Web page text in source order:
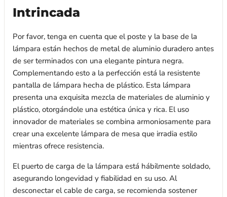
Intrincada
Por favor, tenga en cuenta que el poste y la base de la
lámpara están hechos de metal de aluminio duradero antes
de ser terminados con una elegante pintura negra.
Complementando esto a la perfección está la resistente
pantalla de lámpara hecha de plástico. Esta lámpara
presenta una exquisita mezcla de materiales de aluminio y
plástico, otorgándole una estética única y rica. El uso
innovador de materiales se combina armoniosamente para
crear una excelente lámpara de mesa que irradia estilo
mientras ofrece resistencia.
El puerto de carga de la lámpara está hábilmente soldado,
asegurando longevidad y fiabilidad en su uso. Al
desconectar el cable de carga, se recomienda sostener